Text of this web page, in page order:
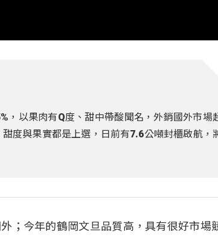
，以果肉有Q度、甜中帶酸聞名，外銷國外市場
度與果實都是上選，日前有7.6公噸封櫃啟航，
；今年的鶴岡文旦品質高，具有很好市場